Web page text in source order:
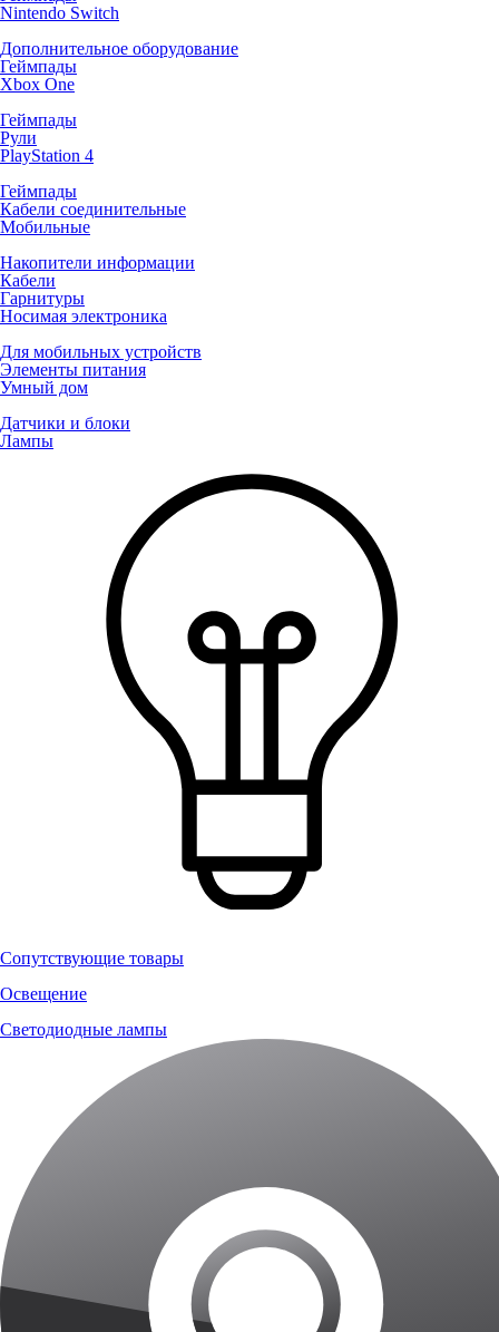
Nintendo Switch
Дополнительное оборудование
Геймпады
Xbox One
Геймпады
Рули
PlayStation 4
Геймпады
Кабели соединительные
Мобильные
Накопители информации
Кабели
Гарнитуры
Носимая электроника
Для мобильных устройств
Элементы питания
Умный дом
Датчики и блоки
Лампы
Сопутствующие товары
Освещение
Светодиодные лампы